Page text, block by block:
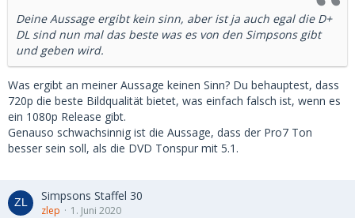
Deine Aussage ergibt kein sinn, aber ist ja auch egal die D+
DL sind nun mal das beste was es von den Simpsons gibt
und geben wird.
Was ergibt an meiner Aussage keinen Sinn? Du behauptest, dass
720p die beste Bildqualität bietet, was einfach falsch ist, wenn es
ein 1080p Release gibt.
Genauso schwachsinnig ist die Aussage, dass der Pro7 Ton
besser sein soll, als die DVD Tonspur mit 5.1.
Simpsons Staffel 30
zlep 1. Juni 2020